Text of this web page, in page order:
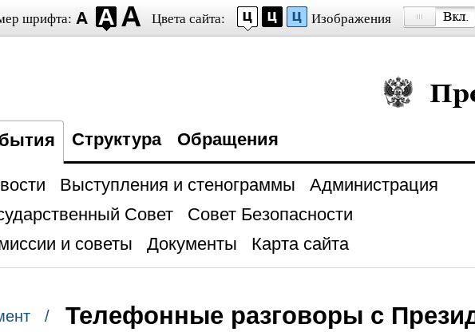
шрифта: Цвета сайта: Изображения
Президент
Структура Обращения
Выступления и стенограммы
Администрация
Совет
Совет Безопасности
и советы
Документы Карта сайта
/
Телефонные разговоры с